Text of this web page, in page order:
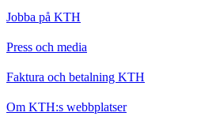
Jobba på KTH
Press och media
Faktura och betalning KTH
Om KTH:s webbplatser